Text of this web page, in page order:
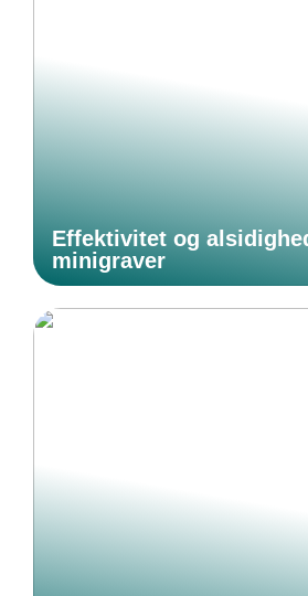
Effektivitet og
minigraver